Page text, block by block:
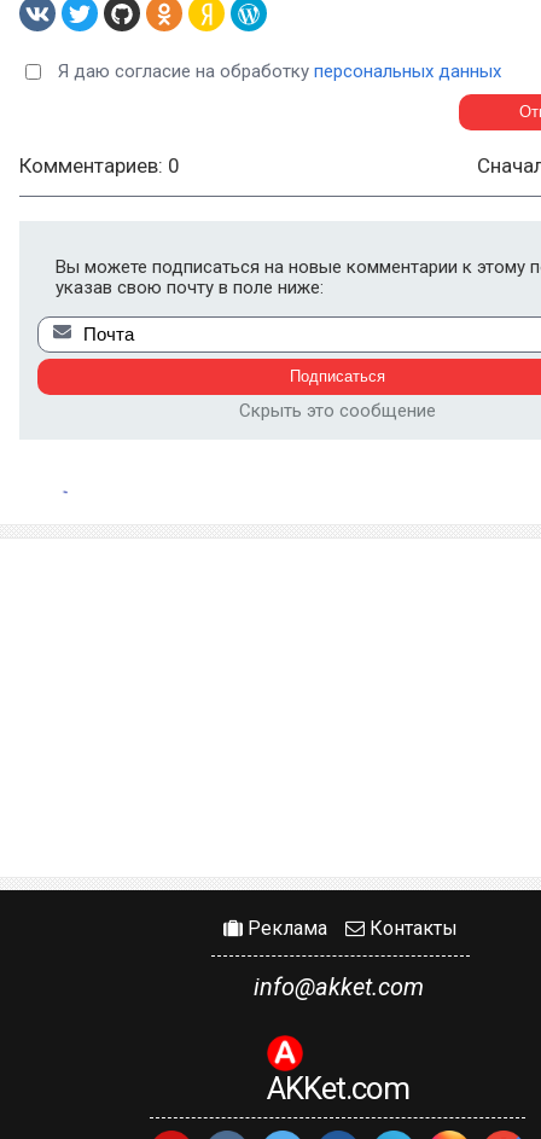
Я даю согласие на обработку персональных данных
Комментариев: 0
Вы можете подписаться на новые комментарии к этому
указав свою почту в поле ниже:
Скрыть это сообщение
Реклама Контакты
info@akket.com
AKKet.com